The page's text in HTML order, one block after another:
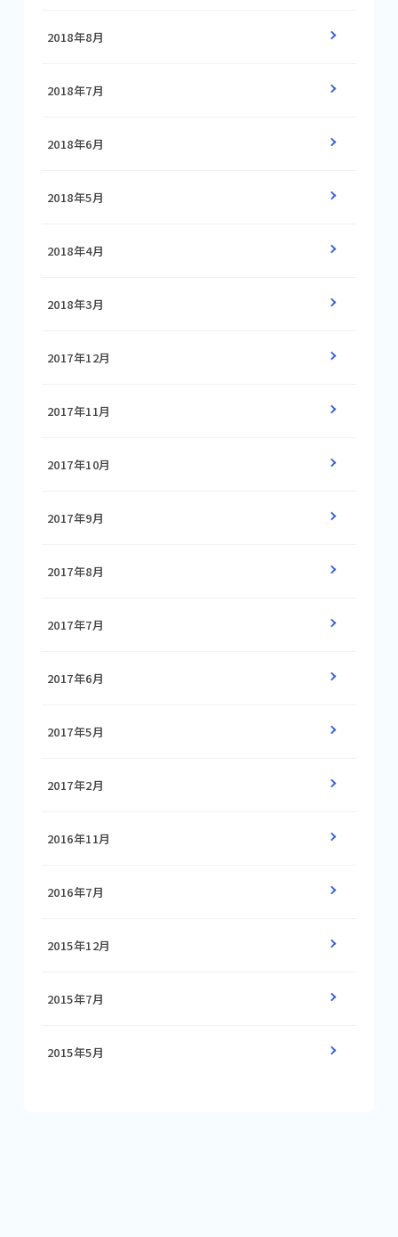
2018年8月
2018年7月
2018年6月
2018年5月
2018年4月
2018年3月
2017年12月
2017年11月
2017年10月
2017年9月
2017年8月
2017年7月
2017年6月
2017年5月
2017年2月
2016年11月
2016年7月
2015年12月
2015年7月
2015年5月